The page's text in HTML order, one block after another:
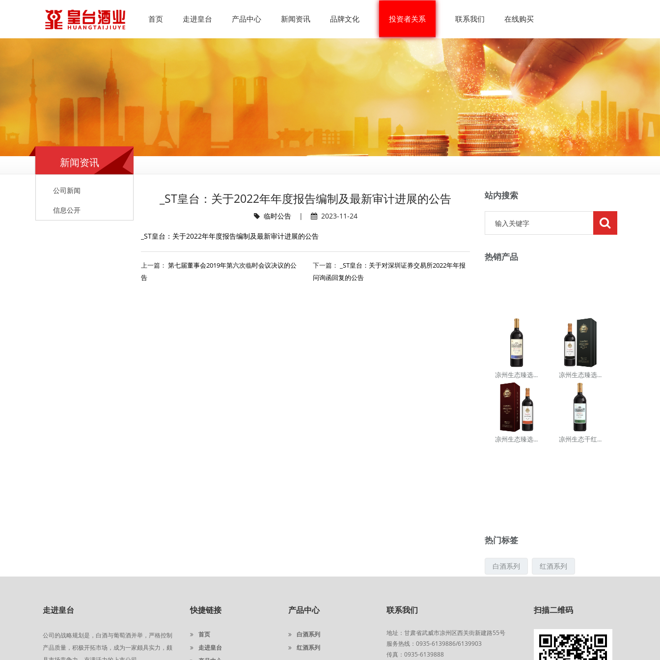
首页 走进皇台 产品中心 新闻资讯 品牌文化 投资者关系 联系我们 在线购买
新闻资讯
公司新闻
信息公开
_ST皇台：关于2022年年度报告编制及最新审计进展的公告
临时公告| 2023-11-24
_ST皇台：关于2022年年度报告编制及最新审计进展的公告
上一篇： 第七届董事会2019年第六次临时会议决议的公
告
下一篇：
_ST皇台：关于对深圳证券交易所2022年年报
问询函回复的公告
站内搜索
热销产品
凉州生态臻选... 凉州生态臻选...
凉州生态臻选... 凉州生态干红...
凉州生态干红...
热门标签
白酒系列 红酒系列
走进皇台
公司的战略规划是，白酒与葡萄酒并举，严格控制
产品质量，积极开拓市场，成为一家颇具实力，颇
快捷链接
首页
走进皇台
产品中心
白酒系列
红酒系列
联系我们
地址：甘肃省武威市凉州区西关街新建路55号
服务热线：0935-6139886/6139903
传真：0935-6139888
扫描二维码